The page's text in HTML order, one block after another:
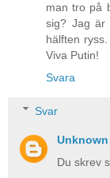
man tro på
sig? Jag är
hälften
Viva Putin!
Svara
Svar
Unknown
Du skrev